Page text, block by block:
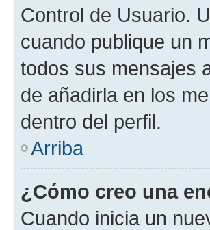
Control de Usuario.
cuando publique un
todos sus mensajes
de añadirla en los
dentro del perfil.
Arriba
¿Cómo creo una
Cuando inicia un